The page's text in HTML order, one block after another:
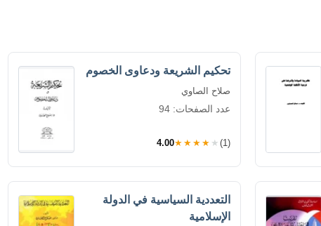
تحكيم الشريعة ودعاوى الخصوم
صلاح الصاوي
عدد الصفحات: 94
4.00★★★★★ (1)
التعددية السياسية في الدولة
الإسلامية